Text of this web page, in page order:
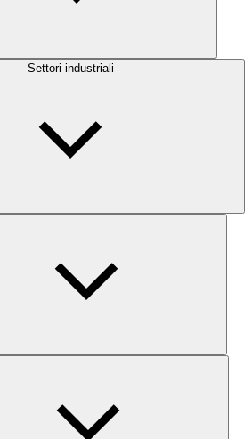
Settori industriali